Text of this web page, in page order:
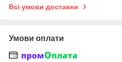
Всі умови доставки
Умови оплати